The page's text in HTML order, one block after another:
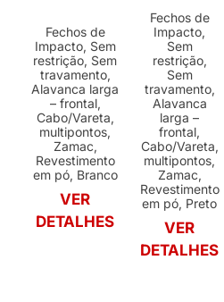
Fechos de
Impacto, Sem
restrição, Sem
travamento,
Alavanca larga
– frontal,
Cabo/Vareta,
multipontos,
Zamac,
Revestimento
em pó, Branco
VER
DETALHES
Fechos de
Impacto,
Sem
restrição,
Sem
travamento,
Alavanca
larga –
frontal,
Cabo/Vareta,
multipontos,
Zamac,
Revestimento
em pó, Preto
VER
DETALHES